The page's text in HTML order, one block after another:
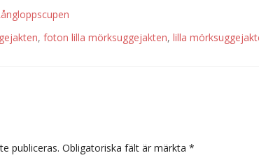
, foton lilla mörksuggejakten, lilla
publiceras. Obligatoriska fält är märkta *